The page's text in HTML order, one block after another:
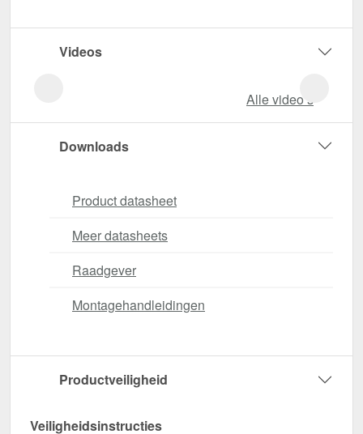
Videos
Alle video‘s
Downloads
Product datasheet
Meer datasheets
Raadgever
Montagehandleidingen
Productveiligheid
Veiligheidsinstructies